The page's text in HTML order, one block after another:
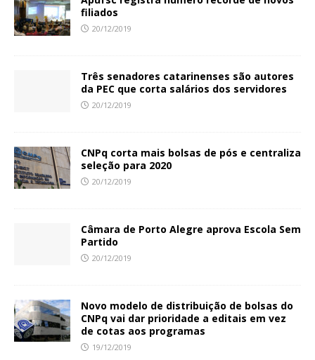
filiados
20/12/2019
Três senadores catarinenses são autores
da PEC que corta salários dos servidores
20/12/2019
CNPq corta mais bolsas de pós e centraliza
seleção para 2020
20/12/2019
Câmara de Porto Alegre aprova Escola Sem
Partido
20/12/2019
Novo modelo de distribuição de bolsas do
CNPq vai dar prioridade a editais em vez
de cotas aos programas
19/12/2019